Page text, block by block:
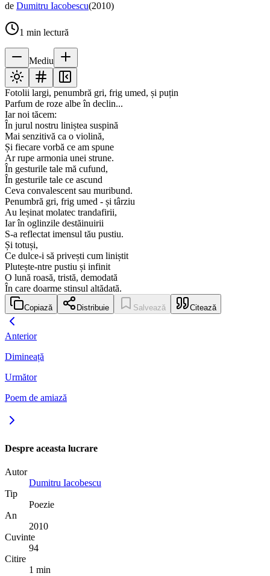
de Dumitru Iacobescu(2010)
1 min lectură
Mediu
Fotolii largi, penumbră gri, frig umed, și puțin
Parfum de roze albe în declin...
Iar noi tăcem:
În jurul nostru liniștea suspină
Mai senzitivă ca o violină,
Și fiecare vorbă ce am spune
Ar rupe armonia unei strune.
În gesturile tale mă cufund,
În gesturile tale ce ascund
Ceva convalescent sau muribund.
Penumbră gri, frig umed - și târziu
Au leșinat molatec trandafirii,
Iar în oglinzile destăinuirii
S-a reflectat imensul tău pustiu.
Și totuși,
Ce dulce-i să privești cum liniștit
Plutește-ntre pustiu și infinit
O lună roasă, tristă, demodată
În care doarme stinsul altădată.
Copiază Distribuie Salvează Citează
Anterior
Dimineață
Următor
Poem de amiază
Despre aceasta lucrare
Autor
Dumitru Iacobescu
Tip
Poezie
An
2010
Cuvinte
94
Citire
1 min